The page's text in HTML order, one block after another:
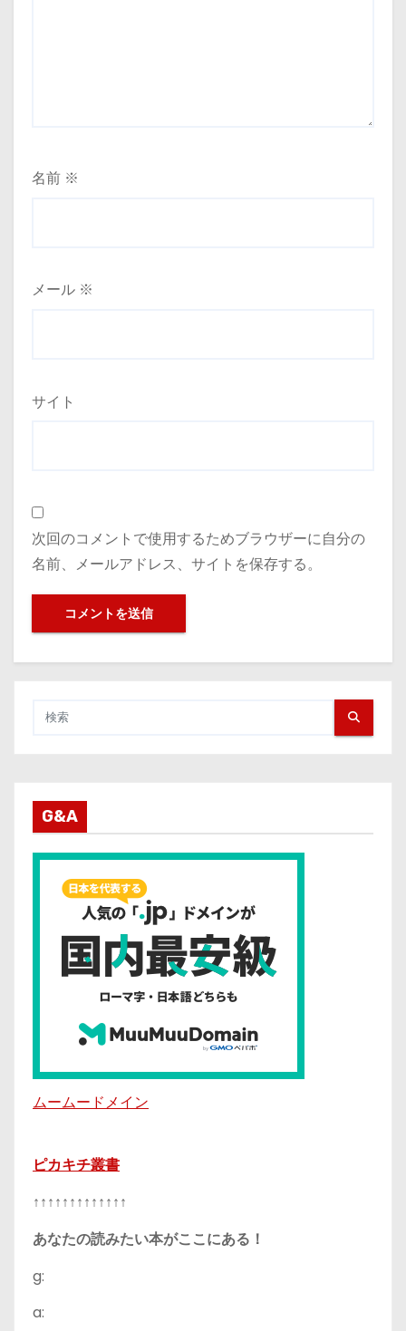
名前 ※
メール ※
サイト
次回のコメントで使用するためブラウザーに自分の
名前、メールアドレス、サイトを保存する。
G&A
ムームードメイン
ピカキチ叢書
↑↑↑↑↑↑↑↑↑↑↑↑↑
あなたの読みたい本がここにある！
g:
a: